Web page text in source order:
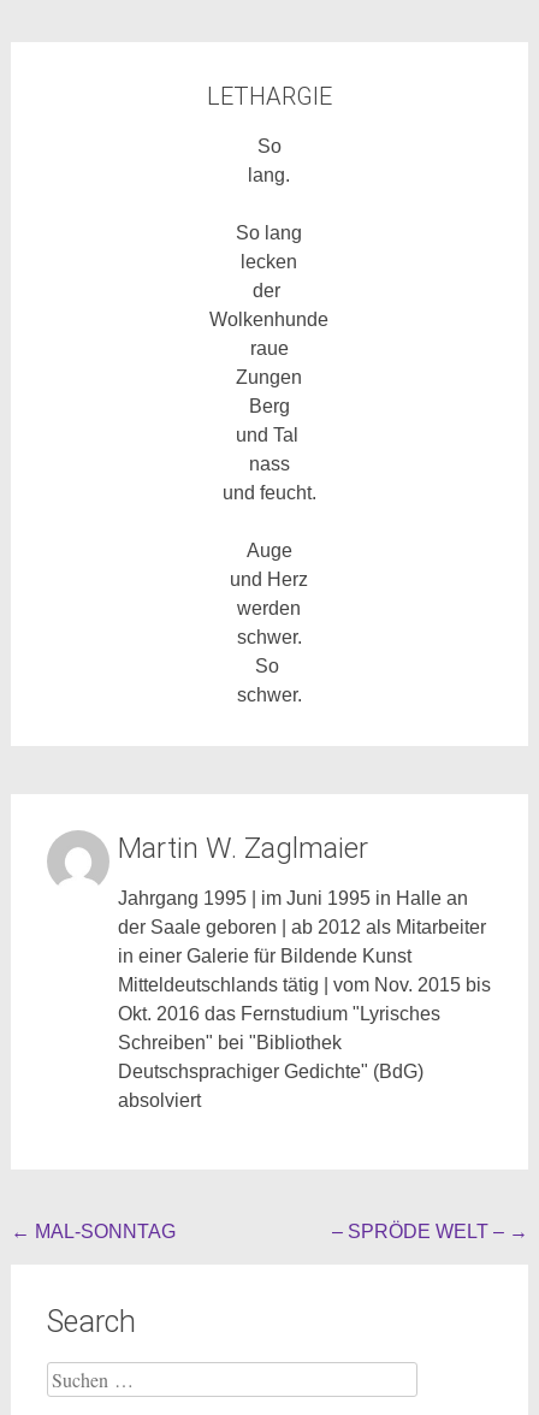
LETHARGIE
So
lang.
So lang
lecken
der
Wolkenhunde
raue
Zungen
Berg
und Tal
nass
und feucht.
Auge
und Herz
werden
schwer.
So
schwer.
Martin W. Zaglmaier
Jahrgang 1995 | im Juni 1995 in Halle an
der Saale geboren | ab 2012 als Mitarbeiter
in einer Galerie für Bildende Kunst
Mitteldeutschlands tätig | vom Nov. 2015 bis
Okt. 2016 das Fernstudium "Lyrisches
Schreiben" bei "Bibliothek
Deutschsprachiger Gedichte" (BdG)
absolviert
Beitragsnavigation
← MAL-SONNTAG – SPRÖDE WELT – →
Search
Suche
nach: